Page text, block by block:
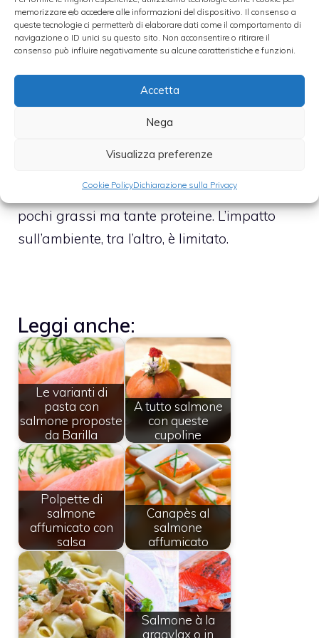
memorizzare e/o accedere alle informazioni del dispositivo. Il consenso a
queste tecnologie ci permetterà di elaborare dati come il comportamento di
navigazione o ID unici su questo sito. Non acconsentire o ritirare il
consenso può influire negativamente su alcune caratteristiche e funzioni.
Accetta
Nega
Visualizza preferenze
Cookie PolicyDichiarazione sulla Privacy
Il tempo di arrivare in fondo alla lettura della
ricetta e il piatto è già in tavola. La
scenografica presentazione fa il resto per
Secondo quanto riportato sul sito dell’EXPO
una porzione di girelle al salmone contiene
vitamine e sali minerali, pochi carboidrati e
pochi grassi ma tante proteine. L’impatto
sull’ambiente, tra l’altro, è limitato.
Leggi anche:
Le varianti di
pasta con
salmone proposte
da Barilla
A tutto salmone
con queste
cupoline
Polpette di
salmone
affumicato con
salsa
Canapès al
salmone
affumicato
Salmone à la
graavlax o in